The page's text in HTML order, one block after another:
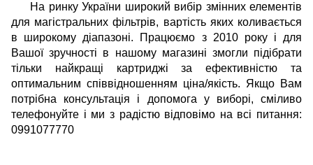
На ринку України широкий вибір змінних елементів
для магістральних фільтрів, вартість яких коливається
в широкому діапазоні. Працюємо з 2010 року і для
Вашої зручності в нашому магазині змогли підібрати
тільки найкращі картриджі за ефективністю та
оптимальним співвідношенням ціна/якість. Якщо Вам
потрібна консультація і допомога у виборі, сміливо
телефонуйте і ми з радістю відповімо на всі питання:
0991077770